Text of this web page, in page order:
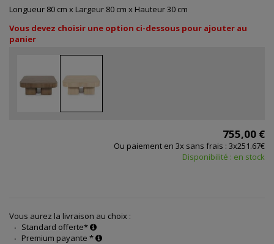
Longueur 80 cm x Largeur 80 cm x Hauteur 30 cm
Vous devez choisir une option ci-dessous pour ajouter au
panier
755,00 €
Ou paiement en 3x sans frais : 3x251.67€
Disponibilité : en stock
Vous aurez la livraison au choix :
Standard offerte*
Premium payante *